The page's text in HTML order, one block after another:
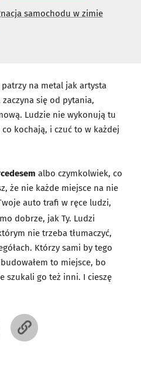
samochodu w zimie
na metal jak artysta
się od pytania,
Ludzie nie wykonują tu
kochają, i czuć to w każdej
albo czymkolwiek, co
że nie każde miejsce na nie
auto trafi w ręce ludzi,
dobrze, jak Ty. Ludzi
nie trzeba tłumaczyć,
Którzy sami by tego
to miejsce, bo
szukali go też inni. I cieszę